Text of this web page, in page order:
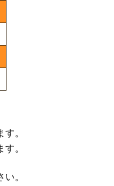
。
。
。